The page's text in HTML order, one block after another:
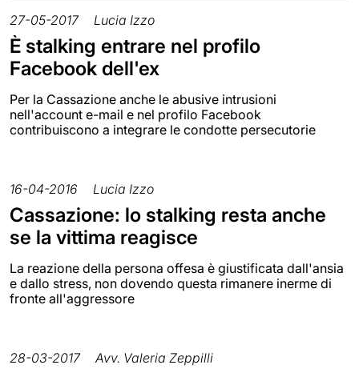
27-05-2017 Lucia Izzo
È stalking entrare nel profilo
Facebook dell'ex
Per la Cassazione anche le abusive intrusioni
nell'account e-mail e nel profilo Facebook
contribuiscono a integrare le condotte persecutorie
16-04-2016 Lucia Izzo
Cassazione: lo stalking resta anche
se la vittima reagisce
La reazione della persona offesa è giustificata dall'ansia
e dallo stress, non dovendo questa rimanere inerme di
fronte all'aggressore
28-03-2017 Avv. Valeria Zeppilli